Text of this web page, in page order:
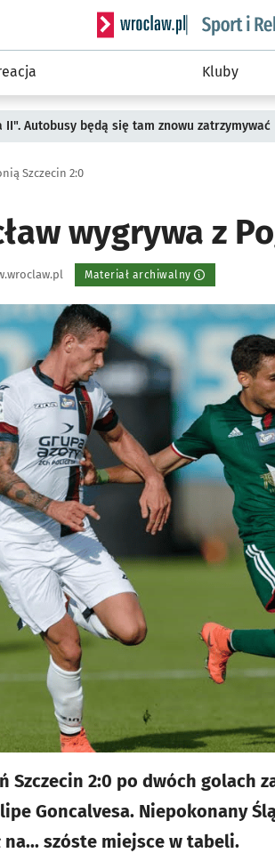
Serwis informacyjny
Kluby
Autobusy będą się tam znowu zatrzymywać
Szczecin 2:0
wygrywa z
Materiał archiwalny
Szczecin 2:0 po dwóch golach
Goncalvesa. Niepokonany
na... szóste miejsce w tabeli.